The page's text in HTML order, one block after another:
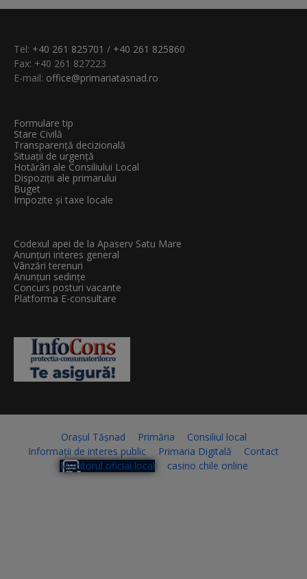
Tel: +40 261 825701 / +40 261 825860
Fax: +40 261 827223
E-mail: office@primariatasnad.ro
Formulare tip
Stare Civilă
Transparenţă decizională
Situații de urgență
Hotărâri ale Consiliului Local
Dispoziții ale primarului
Buget
Impozite și taxe locale
Codexul apei de la Apaserv Satu Mare
Anunțuri interes general
Vânzări terenuri
Anunțuri sedințe
Concurs posturi vacante
Platforma E-consultare
Orașul Tășnad Primăria
Consiliul local
Informații de interes public
Primaria Digitală
Contact
Monitorul oficial local
casino chile online